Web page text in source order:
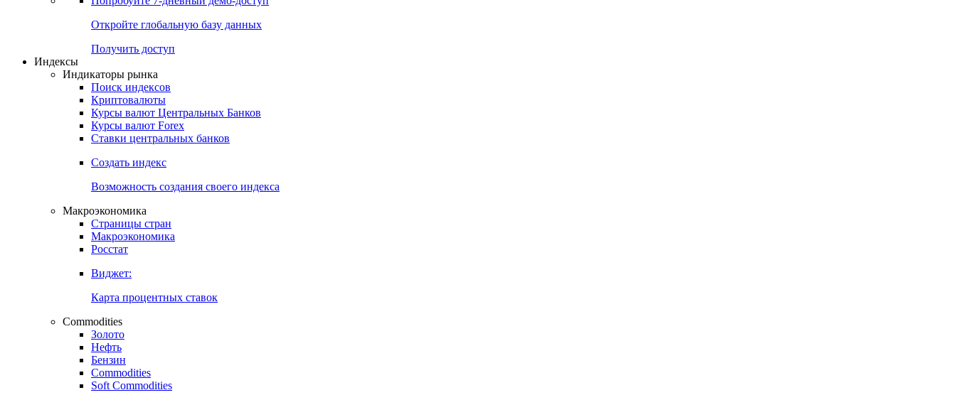
Откройте глобальную базу данных
Получить доступ
Индексы
Индикаторы рынка
Поиск индексов
Криптовалюты
Курсы валют Центральных Банков
Курсы валют Forex
Ставки центральных банков
Создать индекс
Возможность создания своего индекса
Макроэкономика
Страницы стран
Макроэкономика
Росстат
Виджет:
Карта процентных ставок
Commodities
Золото
Нефть
Бензин
Commodities
Soft Commodities